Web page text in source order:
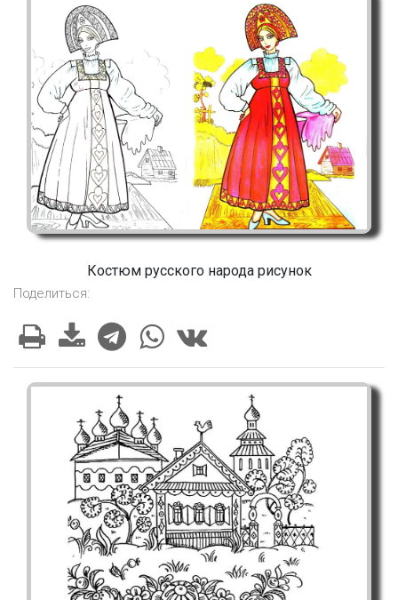
Костюм русского народа рисунок
Поделиться: